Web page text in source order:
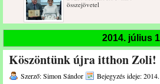
összejövetel
2014. július
Köszöntünk újra itthon Zoli!
Szerző: Simon Sándor Bejegyzés ideje: